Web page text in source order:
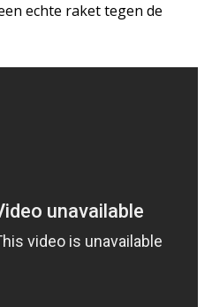
echte raket tegen de